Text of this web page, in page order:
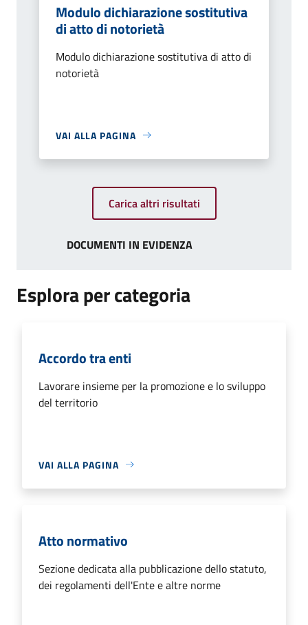
Modulo dichiarazione sostitutiva
di atto di notorietà
Modulo dichiarazione sostitutiva di atto di
notorietà
VAI ALLA PAGINA
Carica altri risultati
DOCUMENTI IN EVIDENZA
Esplora per categoria
Accordo tra enti
Lavorare insieme per la promozione e lo sviluppo
del territorio
VAI ALLA PAGINA
Atto normativo
Sezione dedicata alla pubblicazione dello statuto,
dei regolamenti dell'Ente e altre norme